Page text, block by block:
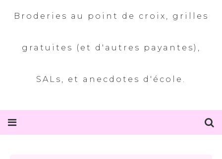
Broderies au point de croix, grilles
gratuites (et d'autres payantes),
SALs, et anecdotes d'école.